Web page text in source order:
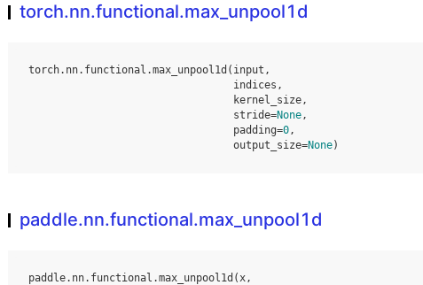
torch.nn.functional.max_unpool1d
torch. nn. functional .max_unpool1d ( input ,
indices ,
kernel_size,
stride=None,
padding=0,
output_size=None)
paddle.nn.functional.max_unpool1d
paddle. nn. functional .max_unpool1d (x,